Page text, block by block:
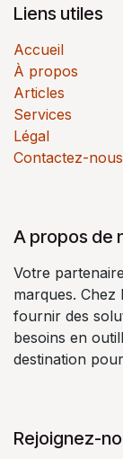
Liens utiles
Accueil
À propos
Articles
Services
Légal
Contactez-nous
A propos de
Votre
marques. Chez
fournir des
besoins en
destination
Rejoignez-